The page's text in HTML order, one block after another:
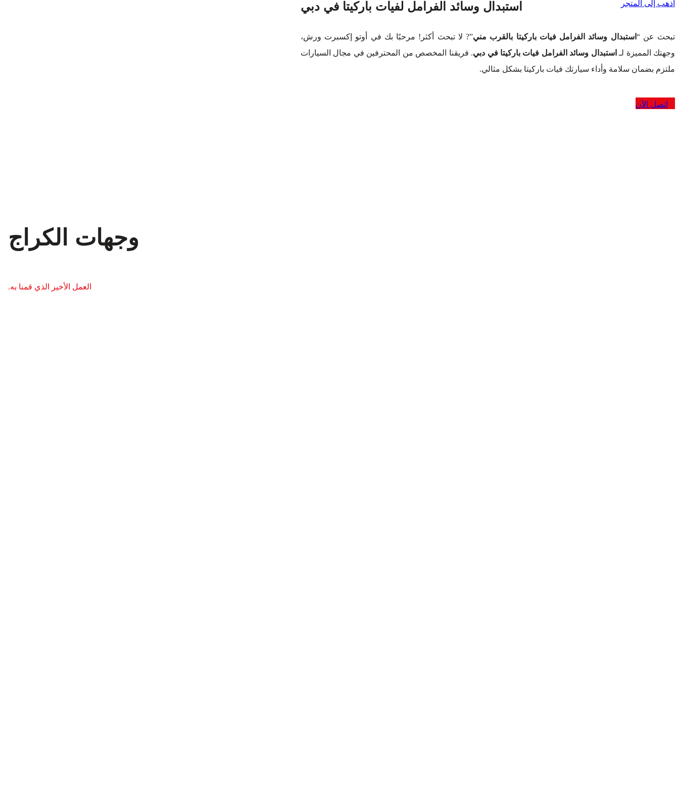
اذهب إلى المتجر استبدال وسائد الفرامل لفيات باركيتا في دبي
تبحث عن “ استبدال وسائد الفرامل فيات باركيتا بالقرب مني”? لا تبحث أكثر! مرحبًا بك في أوتو إكسبرت ورش،
وجهتك المميزة لـ استبدال وسائد الفرامل فيات باركيتا في دبي. فريقنا المخصص من المحترفين في مجال السيارات
ملتزم بضمان سلامة وأداء سيارتك فيات باركيتا بشكل مثالي.
اتصل الآن
وجهات الكراج
العمل الأخير الذي قمنا به.